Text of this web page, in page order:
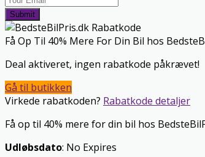
Submit
Få Op Til 40% Mere For Din Bil hos
Deal aktiveret, ingen rabatkode påkrævet!
Gå til butikken
Virkede rabatkoden? Rabatkode detaljer
Få op til 40% mere for din bil hos
Udløbsdato: No Expires